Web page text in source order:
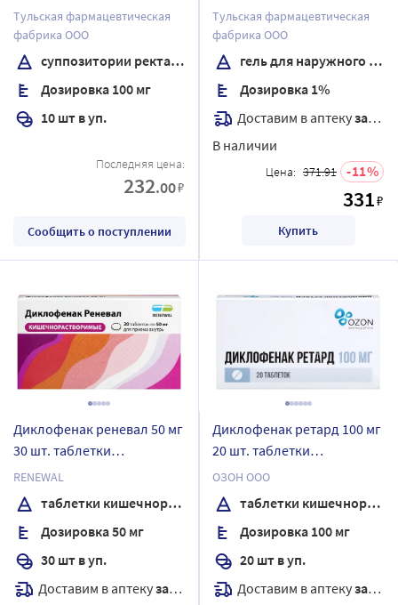
Тульская фармацевтическая
фабрика ООО
суппозитории ректальные
Дозировка 100 мг
10 шт в уп.
Последняя цена:
232.00₽
Сообщить о поступлении
применения 50 гр
Тульская фармацевтическая
фабрика ООО
гель для наружного применения
Дозировка 1%
Доставим в аптекузавтра
В наличии
Цена: 371.91 11
331₽
Купить
Диклофенак реневал 50 мг
30 шт. таблетки
кишечнорастворимые ,
покрытые пленочной
оболочкой
RENEWAL
таблетки кишечнорастворимые , покрытые пленочной оболочкой
Дозировка 50 мг
30 шт в уп.
Доставим в аптекузавтра
Диклофенак ретард 100 мг
20 шт. таблетки
кишечнорастворимые с
пролонгированным
высвобождением,
покрытые пленочной
оболочкой
ОЗОН ООО
таблетки кишечнорастворимые с пролонгированным высвобождением, покрытые пленочной оболочкой
Дозировка 100 мг
20 шт в уп.
Доставим в аптекузавтра